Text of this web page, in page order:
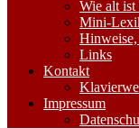
Wie alt
Mini-
Links
Kontakt
Impressum